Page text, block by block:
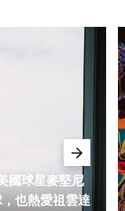
國球星麥堅尼
也熱愛祖雲達